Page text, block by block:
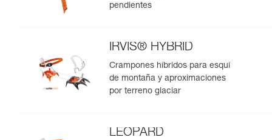
pendientes
IRVIS® HYBRID
Crampones híbridos para esquí
de montaña y aproximaciones
por terreno glaciar
LEOPARD